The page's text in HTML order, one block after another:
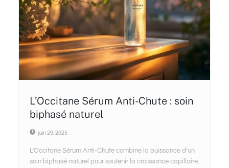
L’Occitane Sérum Anti-Chute : soin
biphasé naturel
juin 29, 2025
L'Occitane Sérum Anti-Chute combine la puissance d’un
soin biphasé naturel pour soutenir la croissance capillaire.